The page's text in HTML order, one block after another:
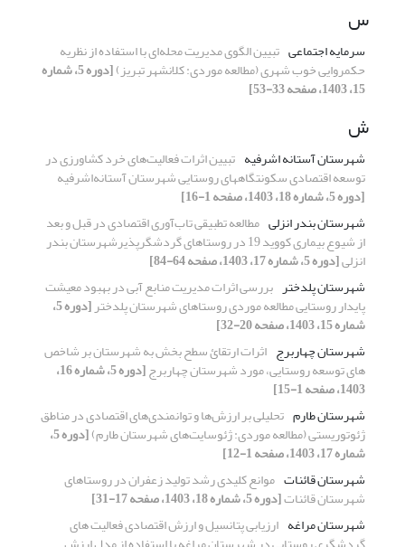
س
سرمایه اجتماعی تبیین الگوی مدیریت محله‌ای با استفاده از نظریه
حکمروایی خوب شهری (مطالعه موردی: کلانشهر تبریز) [دوره 5، شماره
15، 1403، صفحه 33-53]
ش
شهرستان آستانه اشرفیه تبیین اثرات فعالیت‌های خرد کشاورزی در
توسعه اقتصادی سکونتگاههای روستایی شهرستان آستانه‌اشرفیه
[دوره 5، شماره 18، 1403، صفحه 1-16]
شهرستان بندر انزلی مطالعه تطبیقی تاب‌آوری اقتصادی در قبل و بعد
از شیوع بیماری کووید 19 در روستاهای گردشگرپذیرشهرستان بندر
انزلی[دوره 5، شماره 17، 1403، صفحه 64-84]
شهرستان پلدختر بررسی اثرات مدیریت منابع آبی در بهبود معیشت
پایدار روستایی مطالعه موردی روستاهای شهرستان پلدختر [دوره 5،
شماره 15، 1403، صفحه 20-32]
شهرستان چهاربرج اثرات ارتقائ سطح بخش به شهرستان بر شاخص
های توسعه روستایی، مورد شهرستان چهاربرج [دوره 5، شماره 16،
1403، صفحه 1-15]
شهرستان طارم تحلیلی بر ارزش‌ها و توانمندی‌های اقتصادی در مناطق
ژئوتوریستی (مطالعه موردی: ژئوسایت‌های شهرستان طارم) [دوره 5،
شماره 17، 1403، صفحه 1-12]
شهرستان قائنات موانع کلیدی رشد تولید زعفران در روستاهای
شهرستان قائنات[دوره 5، شماره 18، 1403، صفحه 17-31]
شهرستان مراغه ارزیابی پتانسیل و ارزش اقتصادی فعالیت های